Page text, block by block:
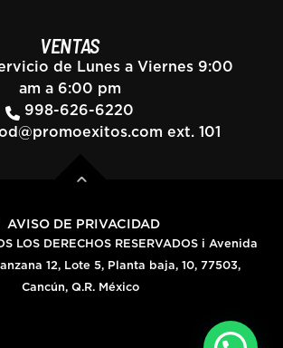
VENTAS
de Lunes a Viernes 9:00
am a 6:00 pm
998-626-6220
ext. 101
AVISO DE PRIVACIDAD
LOS DERECHOS RESERVADOS i Avenida
12, Lote 5, Planta baja, 10, 77503,
Cancún, Q.R. México